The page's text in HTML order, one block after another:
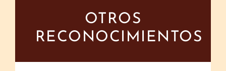
OTROS
RECONOCIMIENTOS